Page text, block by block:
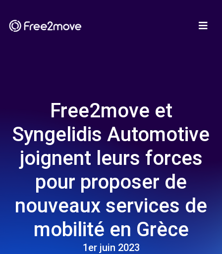
Free2move et
Syngelidis Automotive
joignent leurs forces
pour proposer de
nouveaux services de
mobilité en Grèce
1er juin 2023